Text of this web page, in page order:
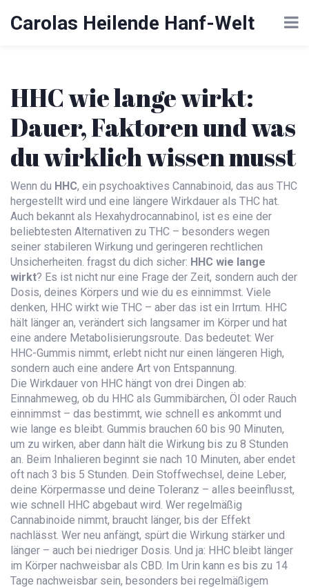
Carolas Heilende Hanf-Welt
HHC wie lange wirkt:
Dauer, Faktoren und was
du wirklich wissen musst
Wenn du HHC, ein psychoaktives Cannabinoid, das aus THC
hergestellt wird und eine längere Wirkdauer als THC hat.
Auch bekannt als Hexahydrocannabinol, ist es eine der
beliebtesten Alternativen zu THC – besonders wegen
seiner stabileren Wirkung und geringeren rechtlichen
Unsicherheiten. fragst du dich sicher: HHC wie lange
wirkt? Es ist nicht nur eine Frage der Zeit, sondern auch der
Dosis, deines Körpers und wie du es einnimmst. Viele
denken, HHC wirkt wie THC – aber das ist ein Irrtum. HHC
hält länger an, verändert sich langsamer im Körper und hat
eine andere Metabolisierungsroute. Das bedeutet: Wer
HHC-Gummis nimmt, erlebt nicht nur einen längeren High,
sondern auch eine andere Art von Entspannung.
Die Wirkdauer von HHC hängt von drei Dingen ab:
Einnahmeweg, ob du HHC als Gummibärchen, Öl oder Rauch
einnimmst – das bestimmt, wie schnell es ankommt und
wie lange es bleibt. Gummis brauchen 60 bis 90 Minuten,
um zu wirken, aber dann hält die Wirkung bis zu 8 Stunden
an. Beim Inhalieren beginnt sie nach 10 Minuten, aber endet
oft nach 3 bis 5 Stunden. Dein Stoffwechsel, deine Leber,
deine Körpermasse und deine Toleranz – alles beeinflusst,
wie schnell HHC abgebaut wird. Wer regelmäßig
Cannabinoide nimmt, braucht länger, bis der Effekt
nachlässt. Wer neu anfängt, spürt die Wirkung stärker und
länger – auch bei niedriger Dosis. Und ja: HHC bleibt länger
im Körper nachweisbar als CBD. Im Urin kann es bis zu 14
Tage nachweisbar sein, besonders bei regelmäßigem